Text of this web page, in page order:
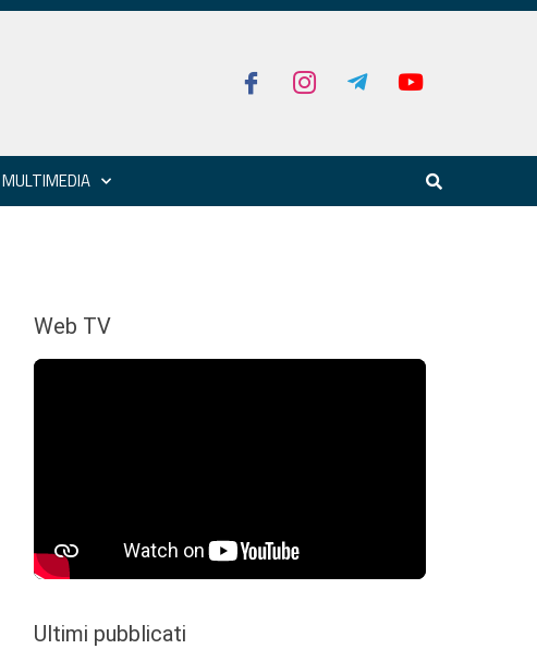
MULTIMEDIA
Web TV
Ultimi pubblicati